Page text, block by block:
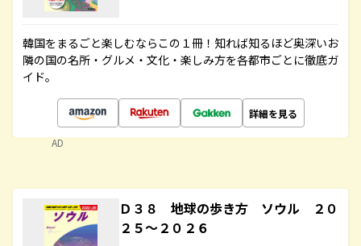
韓国をまるごと楽しむならこの１冊！知れば知るほど奥深いお
隣の国の名所・グルメ・文化・楽しみ方を各都市ごとに徹底ガ
イド。
詳細を見る
AD
Ｄ３８ 地球の歩き方 ソウル ２０
２５～２０２６